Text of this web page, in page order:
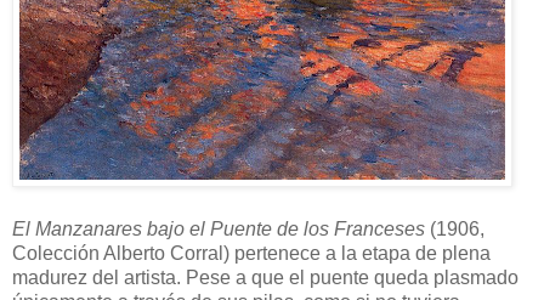
El Manzanares bajo el Puente de los Franceses (1906,
Colección Alberto Corral) pertenece a la etapa de plena
madurez del artista. Pese a que el puente queda plasmado